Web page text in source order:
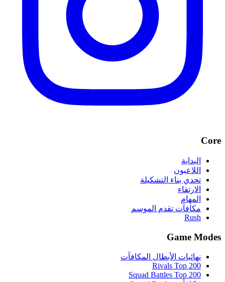
Core
البداية
اللاعبون
تحدي بناء التشكيلة
الارتقاء
المهام
مكافآت تقدم الموسم
Rush
Game Modes
نهائيات الأبطال المكافآت
Rivals Top 200
Squad Battles Top 200